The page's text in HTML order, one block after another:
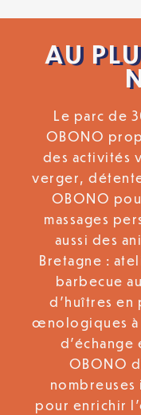
AU
Le parc de
OBONO
des activités
verger,
OBONO
massages
aussi des
Bretagne :
barbecue
d’huîtres en
œnologiques à
d’échange
OBONO
nombreuses
pour enrichir